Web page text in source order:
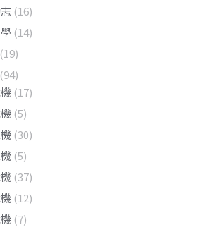
(16)
(14)
(19)
(94)
(17)
(5)
(30)
(5)
(37)
(12)
(7)